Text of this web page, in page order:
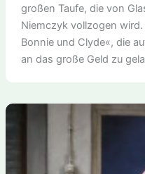
großen Taufe, die von
Niemczyk vollzogen
Bonnie und Clyde«, die
an das große Geld zu